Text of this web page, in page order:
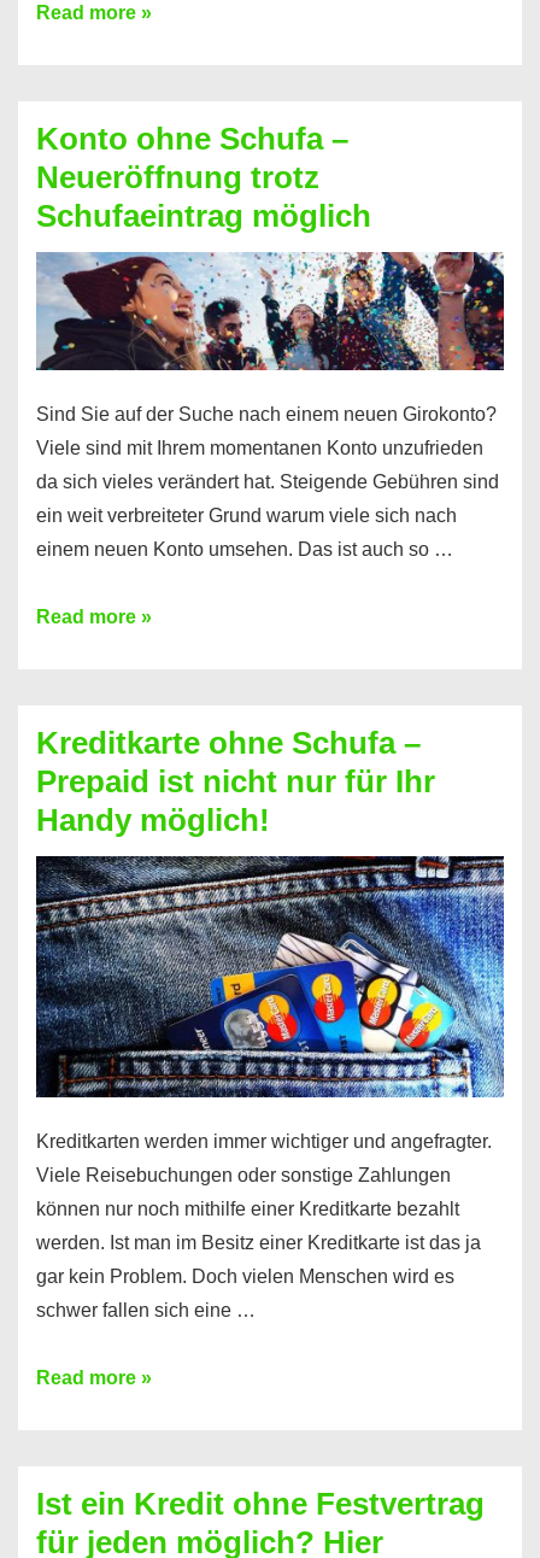
Mit
Sie
einen
Kredit
ohne
Einkommensnachweis
Read more »
Konto ohne Schufa –
Neueröffnung trotz
Schufaeintrag möglich
Sind Sie auf der Suche nach einem neuen Girokonto?
Viele sind mit Ihrem momentanen Konto unzufrieden
da sich vieles verändert hat. Steigende Gebühren sind
ein weit verbreiteter Grund warum viele sich nach
einem neuen Konto umsehen. Das ist auch so …
Konto
Neueröffnung
trotz
Schufaeintrag
möglich
Read more »
Kreditkarte ohne Schufa –
Prepaid ist nicht nur für Ihr
Handy möglich!
Kreditkarten werden immer wichtiger und angefragter.
Viele Reisebuchungen oder sonstige Zahlungen
können nur noch mithilfe einer Kreditkarte bezahlt
werden. Ist man im Besitz einer Kreditkarte ist das ja
gar kein Problem. Doch vielen Menschen wird es
schwer fallen sich eine …
Kreditkarte
Prepaid
ist
Read more »
Ist ein Kredit ohne Festvertrag
für jeden möglich? Hier